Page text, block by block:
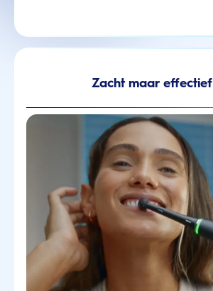
Zacht maar effectief